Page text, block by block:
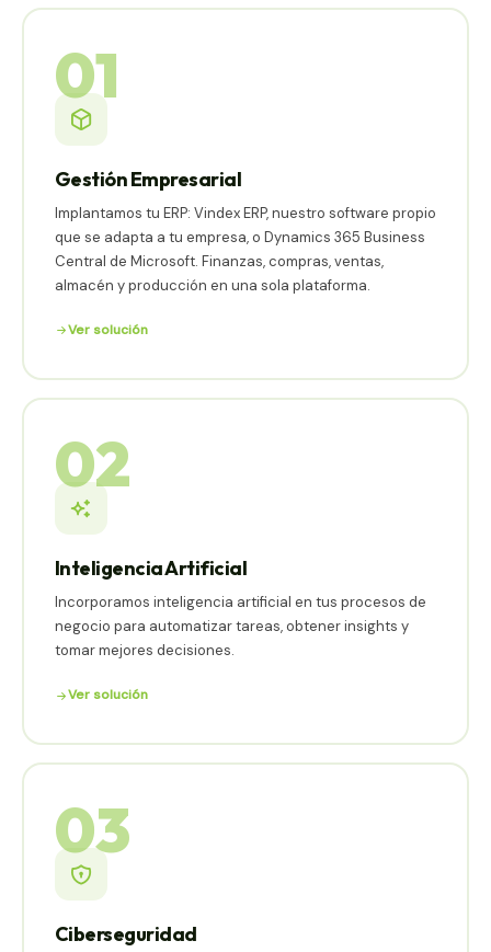
01
Gestión Empresarial
Implantamos tu ERP: Vindex ERP, nuestro software propio
que se adapta a tu empresa, o Dynamics 365 Business
Central de Microsoft. Finanzas, compras, ventas,
almacén y producción en una sola plataforma.
Ver solución
02
Inteligencia Artificial
Incorporamos inteligencia artificial en tus procesos de
negocio para automatizar tareas, obtener insights y
tomar mejores decisiones.
Ver solución
03
Ciberseguridad